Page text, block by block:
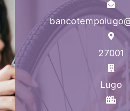
27001
Lugo